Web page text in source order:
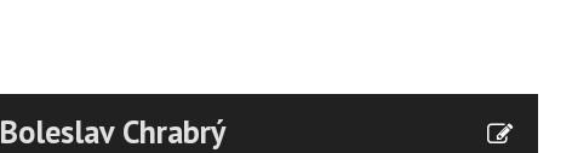
Boleslav Chrabrý